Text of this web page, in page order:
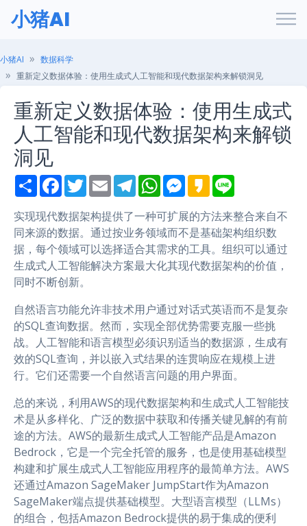
小猪AI
小猪AI
数据科学
重新定义数据体验：使用生成式人工智能和现代数据架构来解锁洞见
重新定义数据体验：使用生成式
人工智能和现代数据架构来解锁
洞见
S
h
r
e
F
a
e
b
o
o
k
T
w
t
t
e
r
E
m
i
l
T
e
e
g
r
a
m
W
h
t
s
A
p
p
M
e
s
e
n
g
e
r
K
a
a
o
e
实现现代数据架构提供了一种可扩展的方法来整合来自不
同来源的数据。通过按业务领域而不是基础架构组织数
据，每个领域可以选择适合其需求的工具。组织可以通过
生成式人工智能解决方案最大化其现代数据架构的价值，
同时不断创新。
自然语言功能允许非技术用户通过对话式英语而不是复杂
的SQL查询数据。然而，实现全部优势需要克服一些挑
战。人工智能和语言模型必须识别适当的数据源，生成有
效的SQL查询，并以嵌入式结果的连贯响应在规模上进
行。它们还需要一个自然语言问题的用户界面。
总的来说，利用AWS的现代数据架构和生成式人工智能技
术是从多样化、广泛的数据中获取和传播关键见解的有前
途的方法。AWS的最新生成式人工智能产品是Amazon
Bedrock，它是一个完全托管的服务，也是使用基础模型
构建和扩展生成式人工智能应用程序的最简单方法。AWS
还通过Amazon SageMaker JumpStart作为Amazon
SageMaker端点提供基础模型。大型语言模型（LLMs）
的组合，包括Amazon Bedrock提供的易于集成的便利